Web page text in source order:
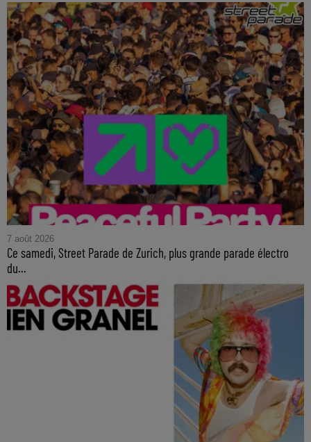
7 août 2026
Ce samedi, Street Parade de Zurich, plus grande parade électro
du...